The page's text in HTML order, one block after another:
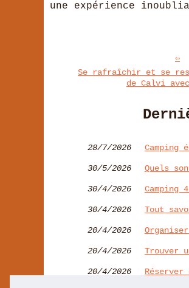
une expérience
Se rafraîchir et se
de Calvi
28/7/2026 Camping
30/5/2026 Quels
30/4/2026
30/4/2026 Tout
20/4/2026
20/4/2026 Trouver
20/4/2026